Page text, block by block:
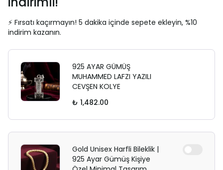
⚡ Fırsatı kaçırmayın! 5 dakika içinde sepete ekleyin, %10
indirim kazanın.
925 AYAR GÜMÜŞ
MUHAMMED LAFZI YAZILI
CEVŞEN KOLYE
₺ 1,482.00
Gold Unisex Harfli Bileklik |
925 Ayar Gümüş Kişiye